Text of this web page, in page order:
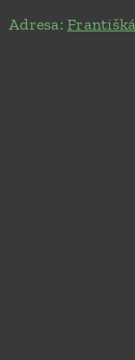
Adresa: